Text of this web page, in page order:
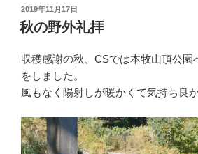
投
稿
日:
2019年11月17日
秋の野外礼拝
収穫感謝の秋、CSでは本牧山頂公園
をしました。
風もなく陽射しが暖かくて気持ち良